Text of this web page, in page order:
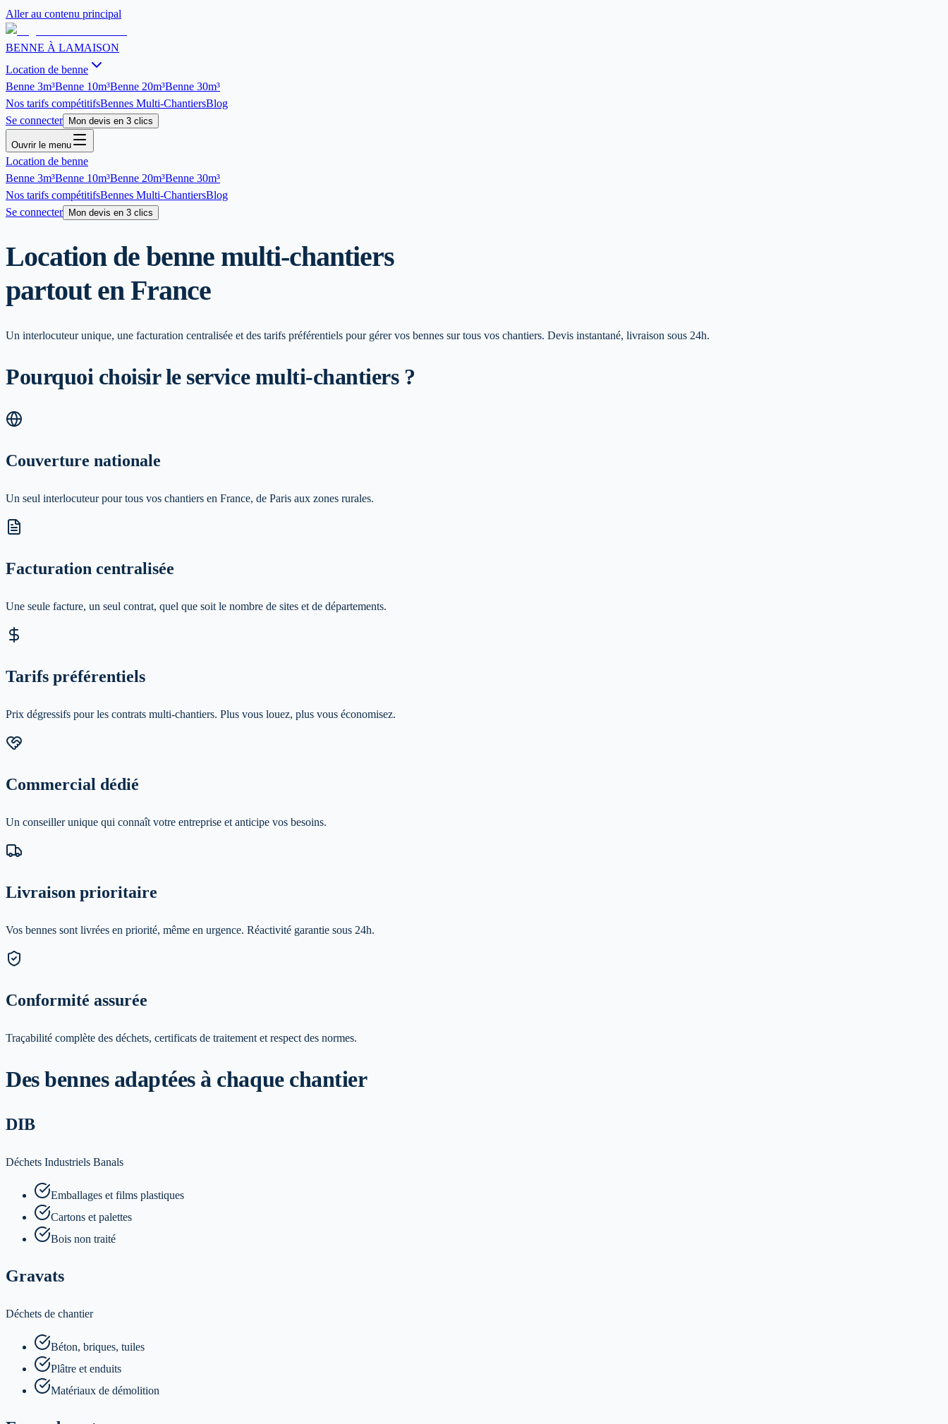
Aller au contenu principal
BENNE À LAMAISON
Location de benne
Benne 3m³Benne 10m³Benne 20m³Benne 30m³
Nos tarifs compétitifsBennes Multi-ChantiersBlog
Se connecter
Mon devis en 3 clics
Ouvrir le menu
Location de benne
Benne 3m³Benne 10m³Benne 20m³Benne 30m³
Nos tarifs compétitifsBennes Multi-ChantiersBlog
Se connecter
Mon devis en 3 clics
Location de benne multi-chantiers
partout en France
Un interlocuteur unique, une facturation centralisée et des tarifs préférentiels pour gérer vos bennes sur tous vos chantiers. Devis instantané, livraison sous 24h.
Pourquoi choisir le service multi-chantiers ?
Couverture nationale
Un seul interlocuteur pour tous vos chantiers en France, de Paris aux zones rurales.
Facturation centralisée
Une seule facture, un seul contrat, quel que soit le nombre de sites et de départements.
Tarifs préférentiels
Prix dégressifs pour les contrats multi-chantiers. Plus vous louez, plus vous économisez.
Commercial dédié
Un conseiller unique qui connaît votre entreprise et anticipe vos besoins.
Livraison prioritaire
Vos bennes sont livrées en priorité, même en urgence. Réactivité garantie sous 24h.
Conformité assurée
Traçabilité complète des déchets, certificats de traitement et respect des normes.
Des bennes adaptées à chaque chantier
DIB
Déchets Industriels Banals
Emballages et films plastiques
Cartons et palettes
Bois non traité
Gravats
Déchets de chantier
Béton, briques, tuiles
Plâtre et enduits
Matériaux de démolition